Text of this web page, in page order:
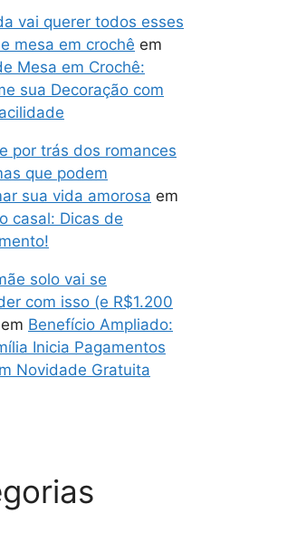
vai querer todos esses
mesa em crochê em
Mesa em Crochê:
sua Decoração com
por trás dos romances
que podem
sua vida amorosa em
casal: Dicas de
solo vai se
com isso (e R$1.200
em Benefício Ampliado:
Inicia Pagamentos
Novidade Gratuita